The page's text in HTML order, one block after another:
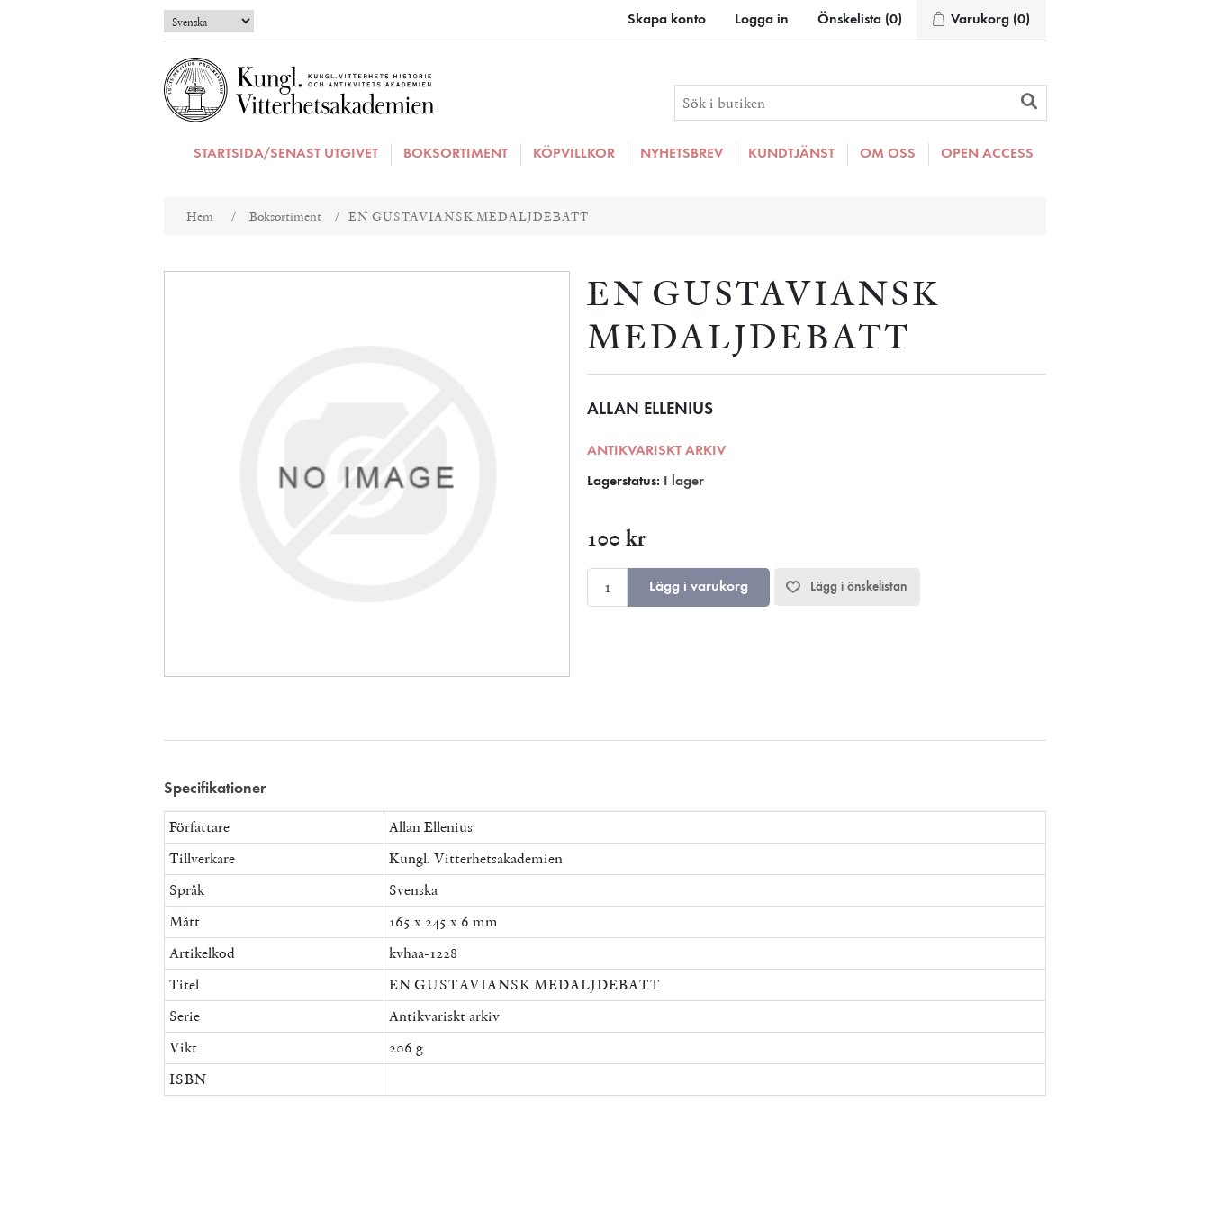
Skapa konto Logga in Önskelista (0) Varukorg (0)
STARTSIDA/SENAST UTGIVET BOKSORTIMENT KÖPVILLKOR NYHETSBREV KUNDTJÄNST OM OSS OPEN ACCESS
Hem / Boksortiment / EN GUSTAVIANSK MEDALJDEBATT
EN GUSTAVIANSK
MEDALJDEBATT
ALLAN ELLENIUS
ANTIKVARISKT ARKIV
Lagerstatus: I lager
100 kr
Lägg i varukorg Lägg i önskelistan
Specifikationer
Författare
Allan Ellenius
Tillverkare
Kungl. Vitterhetsakademien
Språk
Svenska
Mått
165 x 245 x 6 mm
Artikelkod
kvhaa-1228
Titel
EN GUSTAVIANSK MEDALJDEBATT
Serie
Antikvariskt arkiv
Vikt
206 g
ISBN